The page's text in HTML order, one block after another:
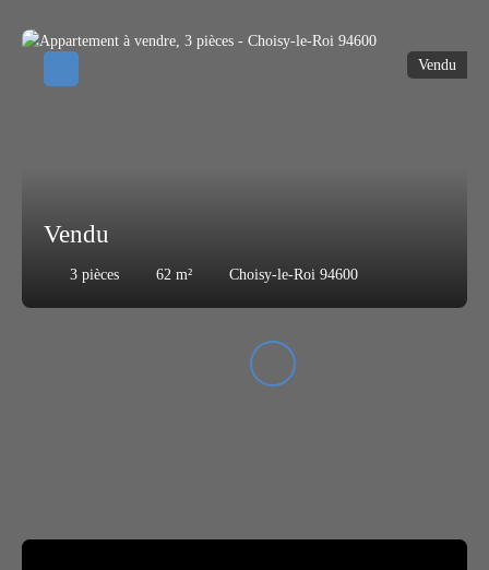
Vendu
3 pièces 62 m² Choisy-le-Roi 94600
Vendu